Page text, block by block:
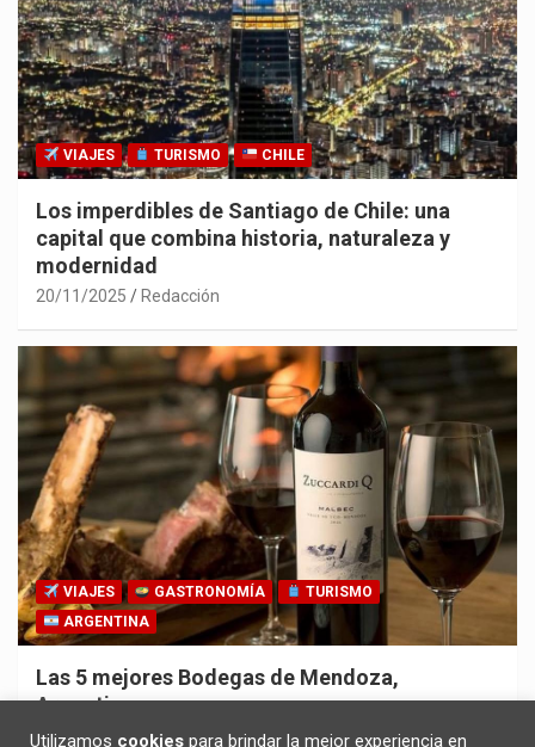
VIAJES TURISMO CHILE
Los imperdibles de Santiago de Chile: una
capital que combina historia, naturaleza y
modernidad
20/11/2025 Redacción
VIAJES GASTRONOMÍA
TURISMO
ARGENTINA
Las 5 mejores Bodegas de Mendoza,
Argentina
30/10/2025 Redacción
Utilizamos cookies para brindar la mejor experiencia en